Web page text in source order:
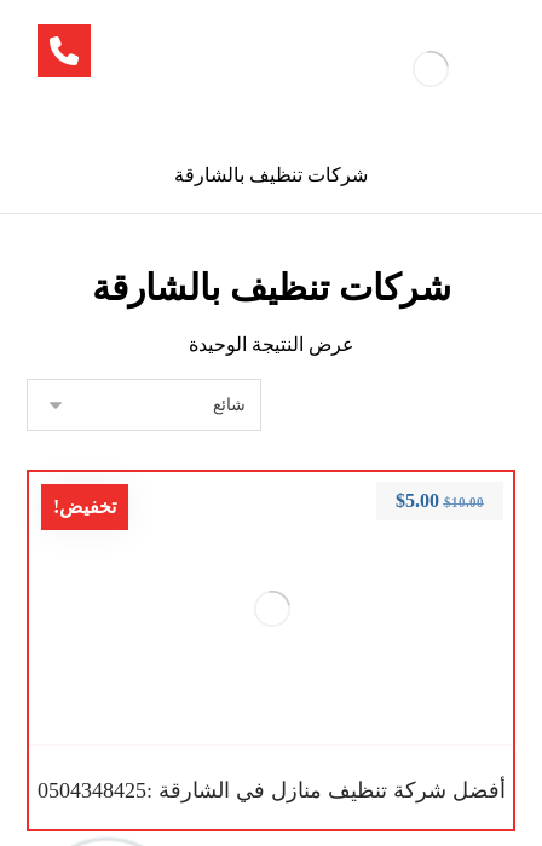
شركات تنظيف بالشارقة
شركات تنظيف بالشارقة
عرض النتيجة الوحيدة
تخفيض!
أفضل شركة تنظيف منازل في الشارقة :0504348425
$10.00
$5.00